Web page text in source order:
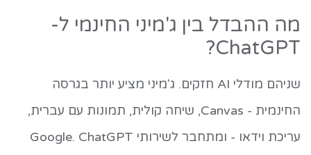
מה ההבדל בין ג'מיני החינמי ל-
ChatGPT?
שניהם מודלי AI חזקים. ג'מיני מציע יותר בגרסה
החינמית - Canvas, שיחה קולית, תמונות עם עברית,
עריכת וידאו - ומתחבר לשירותי Google. ChatGPT